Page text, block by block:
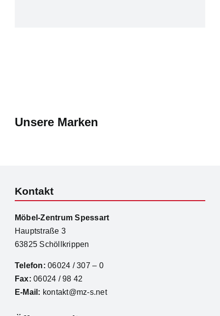
Unsere Marken
Kontakt
Möbel-Zentrum Spessart
Hauptstraße 3
63825 Schöllkrippen
Telefon: 06024 / 307 – 0
Fax: 06024 / 98 42
E-Mail: kontakt@mz-s.net